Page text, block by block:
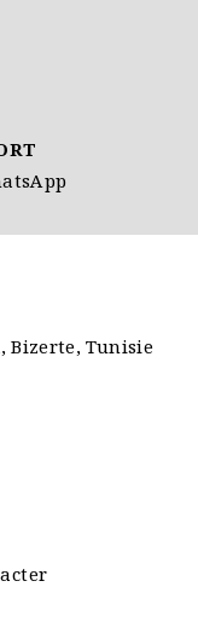
Bizerte, Tunisie